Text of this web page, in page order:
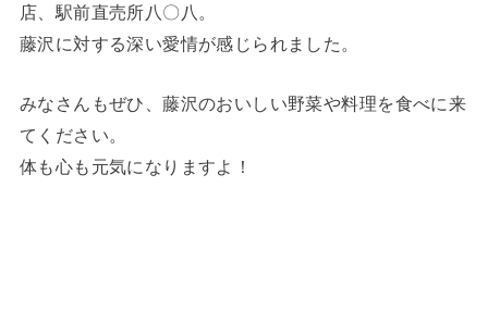
店、駅前直売所八〇八。
藤沢に対する深い愛情が感じられました。
みなさんもぜひ、藤沢のおいしい野菜や料理を食べに来
てください。
体も心も元気になりますよ！